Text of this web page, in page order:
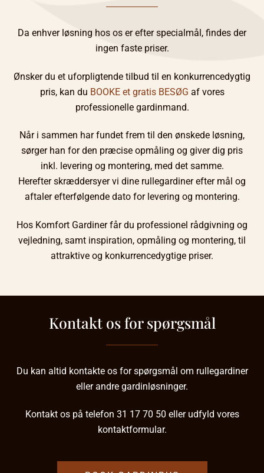
Da enhver løsning hos os er efter specialmål, findes der
ingen faste priser.
Ønsker du et uforpligtende tilbud til en konkurrencedygtig
pris, kan du BOOKE et gratis BESØG af vores
professionelle gardinmand.
Når i sammen har fundet frem til den ønskede løsning,
sørger han for den præcise opmåling og giver dig pris
inkl. levering og montering, med det samme.
Herefter skræddersyer vi dine rullegardiner efter mål og
aftaler efterfølgende dato for levering og montering.
Hos Komfort Gardiner får du professionel rådgivning og
vejledning, samt inspiration, opmåling og montering, til
attraktive og konkurrencedygtige priser.
Kontakt os for spørgsmål
Du kan altid kontakte os for spørgsmål om rullegardiner
eller andre gardinløsninger.
Kontakt os på telefon 31 17 70 50 eller udfyld vores
kontaktformular.